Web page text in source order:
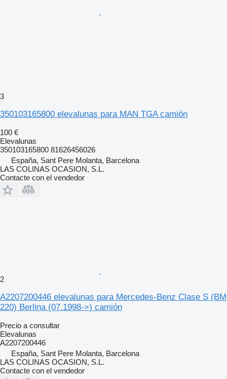
3
350103165800 elevalunas para MAN TGA camión
100 €
Elevalunas
350103165800 81626456026
España, Sant Pere Molanta, Barcelona
LAS COLINAS OCASION, S.L.
Contacte con el vendedor
2
A2207200446 elevalunas para Mercedes-Benz Clase S (BM
220) Berlina (07.1998->) camión
Precio a consultar
Elevalunas
A2207200446
España, Sant Pere Molanta, Barcelona
LAS COLINAS OCASION, S.L.
Contacte con el vendedor